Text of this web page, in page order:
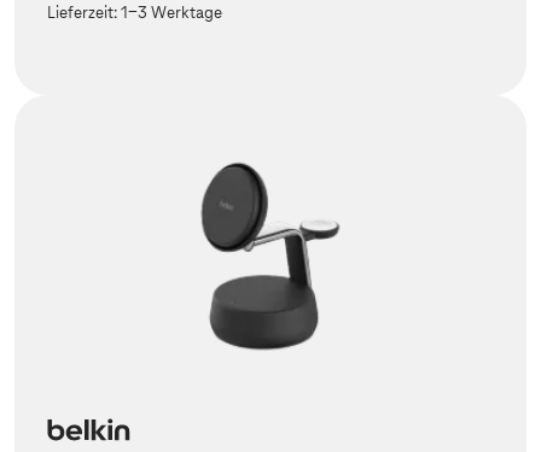
Lieferzeit:1-3 Werktage